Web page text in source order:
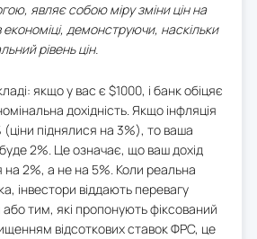
являє собою міру зміни цін на
економіці, демонструючи, наскільки
рівень цін.
якщо у вас є $1000, і банк обіцяє
дохідність. Якщо інфляція
(ціни піднялися на 3%), то ваша
2%. Це означає, що ваш дохід
на 2%, а не на 5%. Коли реальна
інвестори віддають перевагу
тим, які пропонують фіксований
відсоткових ставок ФРС, це